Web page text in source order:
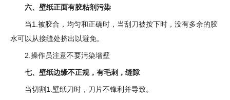
六、壁纸正面有胶粘剂污染
当1.被胶合，均匀和正确时，当刮刀被按下时，没有多余的胶
水可以从接缝处挤出以避免。
2.操作员注意不要污染墙壁
七、壁纸边缘不正规，有毛刺，缝隙
当切割1.壁纸刀时，刀片不锋利并导致。